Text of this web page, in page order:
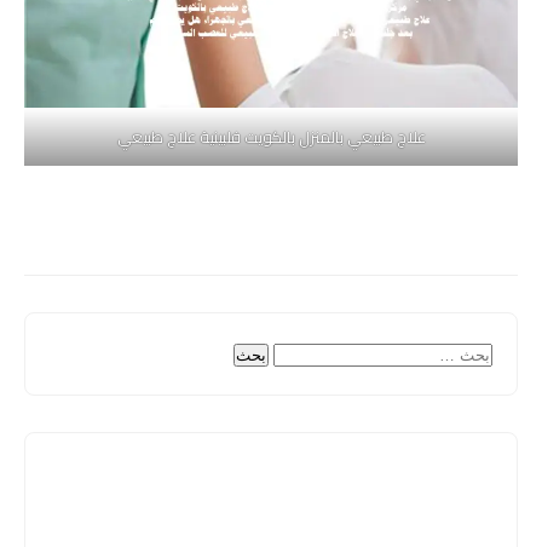
علاج طبيعي بالمنزل بالكويت فلبينية علاج طبيعي
البحث